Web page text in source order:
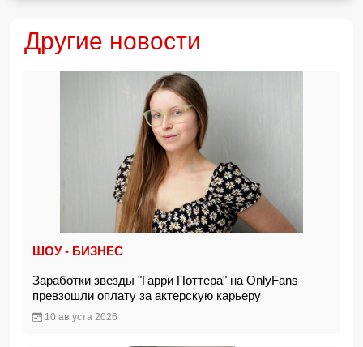
Другие новости
ШОУ - БИЗНЕС
Заработки звезды "Гарри Поттера" на OnlyFans
превзошли оплату за актерскую карьеру
10 августа 2026